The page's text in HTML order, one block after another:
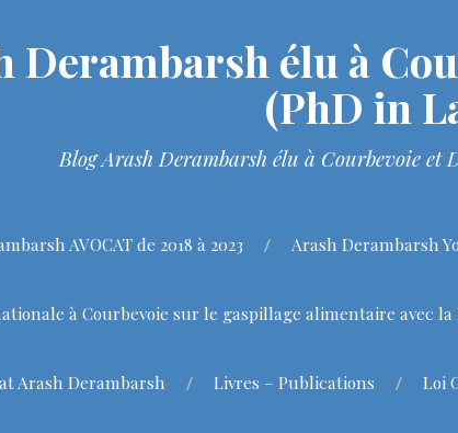
Derambarsh élu à
(PhD in
Blog Arash Derambarsh élu à Courbevoie
AVOCAT de 2018 à 2023 Arash Derambarsh
à Courbevoie sur le gaspillage alimentaire avec la
Arash Derambarsh Livres – Publications Loi